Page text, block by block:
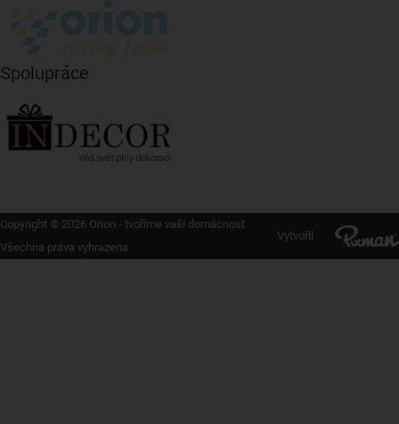
Spolupráce
Copyright © 2026 Orion - tvoříme vaši domácnost
Všechna práva vyhrazena
Vytvořil